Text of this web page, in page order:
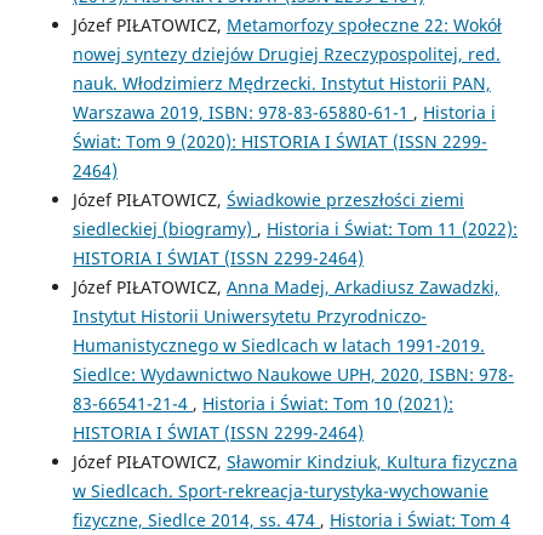
Józef PIŁATOWICZ, Metamorfozy społeczne 22: Wokół
nowej syntezy dziejów Drugiej Rzeczypospolitej, red.
nauk. Włodzimierz Mędrzecki. Instytut Historii PAN,
Warszawa 2019, ISBN: 978-83-65880-61-1 , Historia i
Świat: Tom 9 (2020): HISTORIA I ŚWIAT (ISSN 2299-
2464)
Józef PIŁATOWICZ, Świadkowie przeszłości ziemi
siedleckiej (biogramy) , Historia i Świat: Tom 11 (2022):
HISTORIA I ŚWIAT (ISSN 2299-2464)
Józef PIŁATOWICZ, Anna Madej, Arkadiusz Zawadzki,
Instytut Historii Uniwersytetu Przyrodniczo-
Humanistycznego w Siedlcach w latach 1991-2019.
Siedlce: Wydawnictwo Naukowe UPH, 2020, ISBN: 978-
83-66541-21-4 , Historia i Świat: Tom 10 (2021):
HISTORIA I ŚWIAT (ISSN 2299-2464)
Józef PIŁATOWICZ, Sławomir Kindziuk, Kultura fizyczna
w Siedlcach. Sport-rekreacja-turystyka-wychowanie
fizyczne, Siedlce 2014, ss. 474 , Historia i Świat: Tom 4